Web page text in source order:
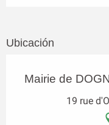
Ubicación
Mairie de
19 rue